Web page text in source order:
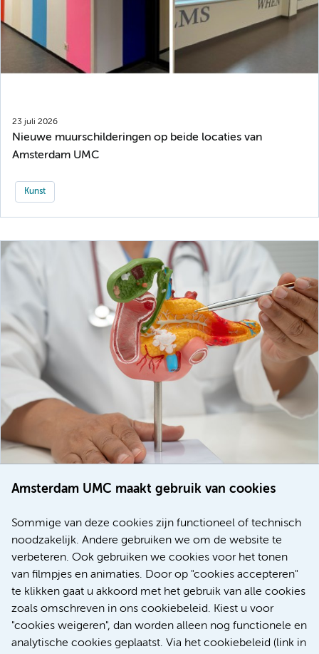
Amsterdam UMC maakt gebruik van cookies
Sommige van deze cookies zijn functioneel of technisch
noodzakelijk. Andere gebruiken we om de website te
verbeteren. Ook gebruiken we cookies voor het tonen
van filmpjes en animaties. Door op "cookies accepteren"
te klikken gaat u akkoord met het gebruik van alle cookies
zoals omschreven in ons cookiebeleid. Kiest u voor
"cookies weigeren", dan worden alleen nog functionele en
analytische cookies geplaatst. Via het cookiebeleid (link in
23 juli 2026
Nieuwe muurschilderingen op beide locaties van
Amsterdam UMC
Kunst
voor patiënten met alvleesklierkanker verbeteren
Meer